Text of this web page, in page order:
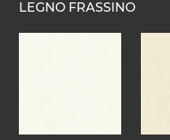
LEGNO FRASSINO